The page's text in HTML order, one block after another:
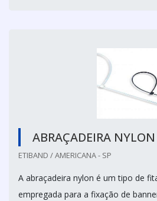
ABRAÇADEIRA NYLON
ETIBAND / AMERICANA - SP
A abraçadeira nylon é um tipo de
empregada para a fixação de